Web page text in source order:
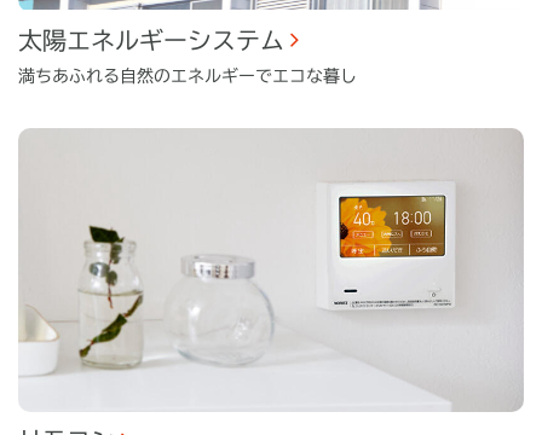
太陽エネルギーシステム
満ちあふれる自然のエネルギーでエコな暮し